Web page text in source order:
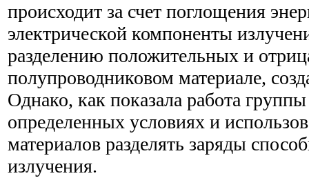
происходит за счет поглощения
электрической компоненты
разделению положительных и
полупроводниковом материале,
Однако, как показала работа
определенных условиях и
материалов разделять заряды
излучения.